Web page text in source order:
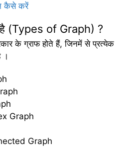
कैसे करें
है (Types of Graph) ?
के ग्राफ होते हैं, जिनमें से प्रत्येक
।
Graph
Graph